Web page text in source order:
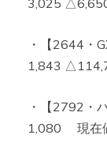
3,025
・【2644
1,843
・【2792・
1,080 現在